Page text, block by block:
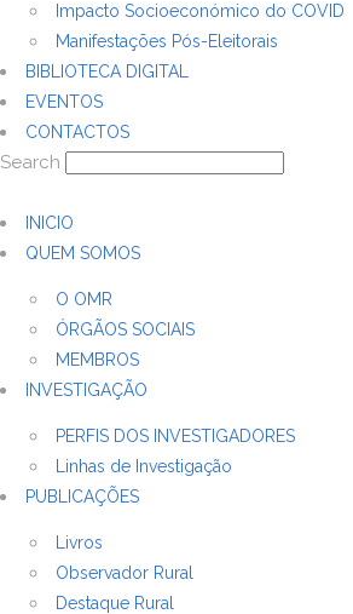
Impacto Socioeconómico do COVID
Manifestações Pós-Eleitorais
BIBLIOTECA DIGITAL
EVENTOS
CONTACTOS
Search
INICIO
QUEM SOMOS
O OMR
ÓRGÃOS SOCIAIS
MEMBROS
INVESTIGAÇÃO
PERFIS DOS INVESTIGADORES
Linhas de Investigação
PUBLICAÇÕES
Livros
Observador Rural
Destaque Rural